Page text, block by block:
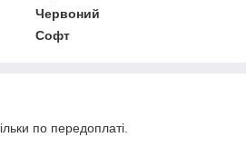
Червоний
Софт
по передоплаті.